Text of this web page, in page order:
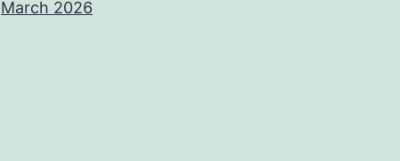
March 2026